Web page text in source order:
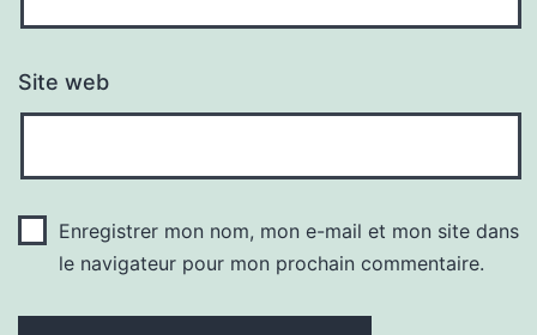
Site web
Enregistrer mon nom, mon e-mail et mon site dans
le navigateur pour mon prochain commentaire.